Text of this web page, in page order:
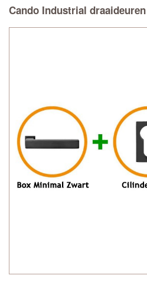
Cando Industrial draaideuren